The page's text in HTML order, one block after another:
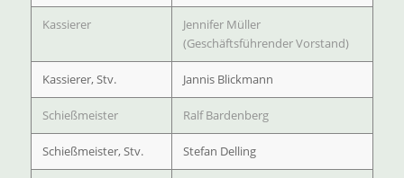
Kassierer
Jennifer Müller
(Geschäftsführender Vorstand)
Kassierer, Stv. Jannis Blickmann
Schießmeister Ralf Bardenberg
Schießmeister, Stv. Stefan Delling